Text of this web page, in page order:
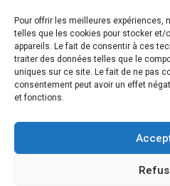
Pour offrir les meilleures
telles que les cookies pour stocker et/
appareils. Le fait de consentir à ces
traiter des données telles que le
uniques sur ce site. Le fait de ne pas
consentement peut avoir un effet
et fonctions.